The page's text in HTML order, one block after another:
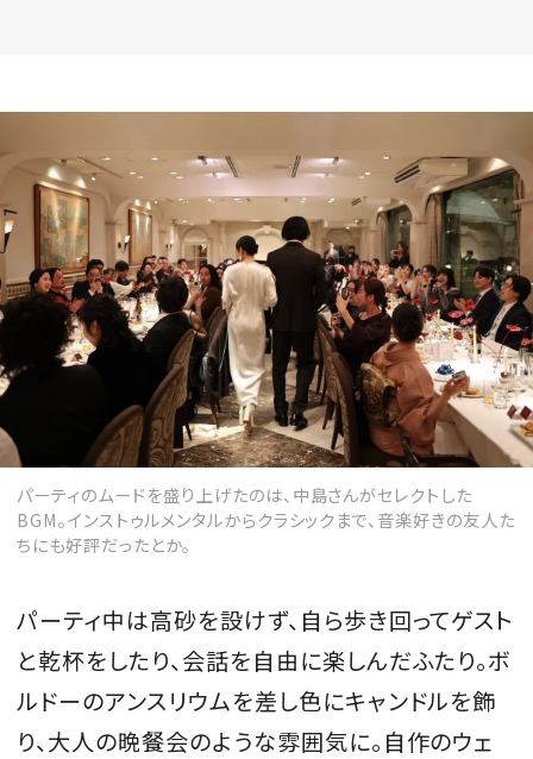
パーティのムードを盛り上げたのは、中島さんがセレクトした
BGM。インストゥルメンタルからクラシックまで、音楽好きの友人た
ちにも好評だったとか。
パーティ中は高砂を設けず、自ら歩き回ってゲスト
と乾杯をしたり、会話を自由に楽しんだふたり。ボ
ルドーのアンスリウムを差し色にキャンドルを飾
り、大人の晩餐会のような雰囲気に。自作のウェ